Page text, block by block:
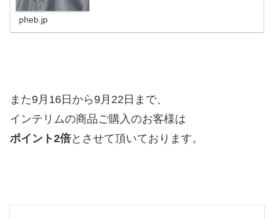
pheb.jp
また9月16日から9月22日まで、
インテリムの商品ご購入のお客様は
ポイント2倍とさせて頂いております。